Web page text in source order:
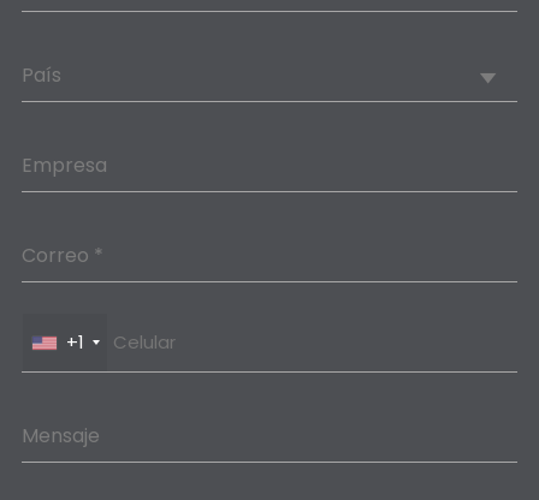
País
Empresa
Correo *
+1
Mensaje